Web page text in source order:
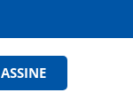
ASSINE